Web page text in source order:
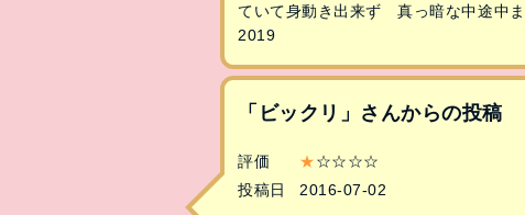
ていて身動き出来ず 真っ暗な中途中
2019
「ビックリ」さんからの投稿
評価 ★☆☆☆☆
投稿日
2016-07-02